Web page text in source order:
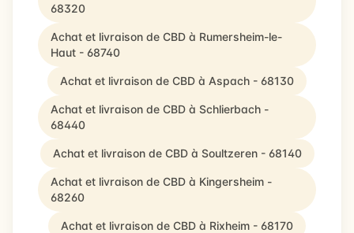
68320
Achat et livraison de CBD à Rumersheim-le-
Haut - 68740
Achat et livraison de CBD à Aspach - 68130
Achat et livraison de CBD à Schlierbach -
68440
Achat et livraison de CBD à Soultzeren - 68140
Achat et livraison de CBD à Kingersheim -
68260
Achat et livraison de CBD à Rixheim - 68170